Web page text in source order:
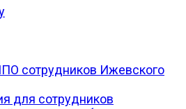
сотрудников Ижевского
для сотрудников